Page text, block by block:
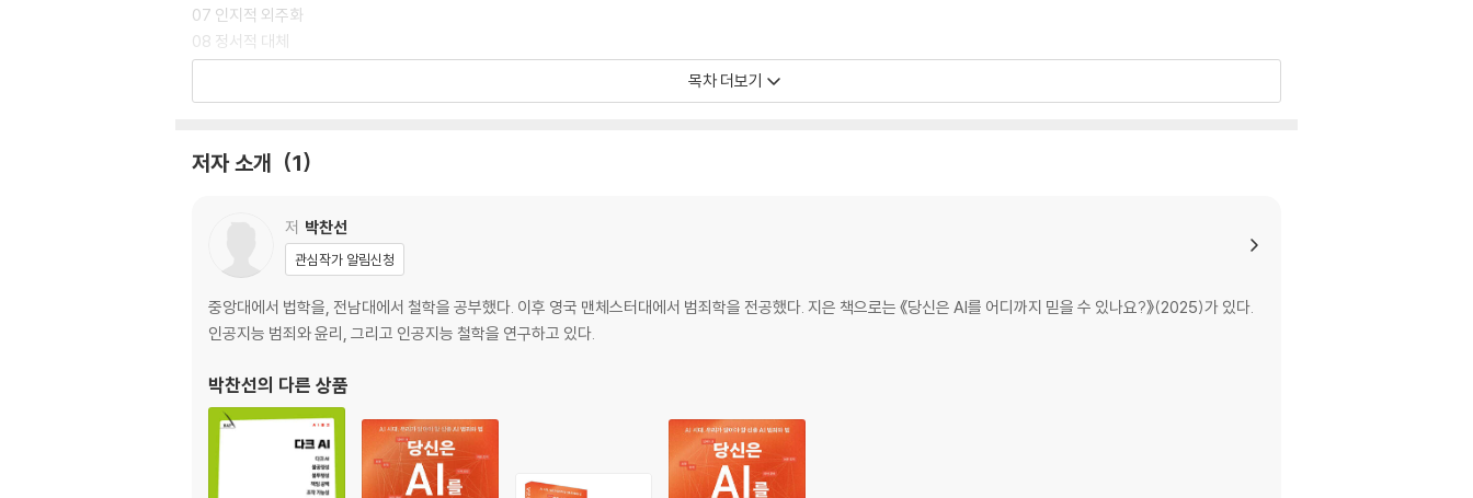
07 인지적 외주화
08 정서적 대체
09 통제 불능
목차 더보기
저자 소개 1
저 박찬선
관심작가 알림신청
중앙대에서 법학을, 전남대에서 철학을 공부했다. 이후 영국 맨체스터대에서 범죄학을 전공했다. 지은 책으로는 《당신은 AI를 어디까지 믿을 수 있나요?》(2025)가 있다.
인공지능 범죄와 윤리, 그리고 인공지능 철학을 연구하고 있다.
박찬선의 다른 상품